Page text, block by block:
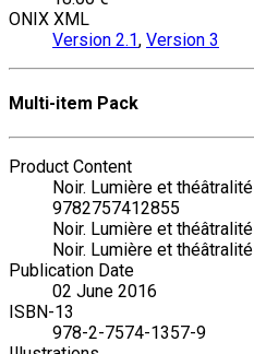
ONIX XML
Version 2.1, Version 3
Multi-item Pack
Product Content
Noir. Lumière et
9782757412855
Noir. Lumière et
Noir. Lumière et
Publication Date
02 June 2016
ISBN-13
978-2-7574-1357-9